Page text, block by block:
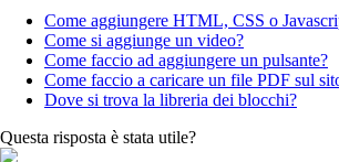
Come aggiungere HTML, CSS o
Come si aggiunge un video?
Come faccio ad aggiungere un pulsante?
Come faccio a caricare un file PDF sul
Dove si trova la libreria dei blocchi?
Questa risposta è stata utile?